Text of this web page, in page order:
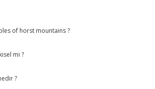
of horst mountains ?
mi ?
?